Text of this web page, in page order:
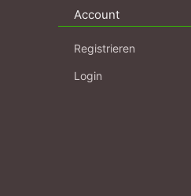
Account
Registrieren
Login